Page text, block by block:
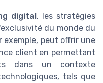
digital, les stratégies
du monde du
exemple, peut offrir une
client en permettant
dans un contexte
tels que